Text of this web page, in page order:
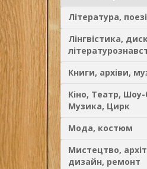
Література,
Лінгвістика,
Книги, архіви,
Кіно, Театр, Шоу-
Музика, Цирк
Мода, костюм
Мистецтво,
дизайн, ремонт